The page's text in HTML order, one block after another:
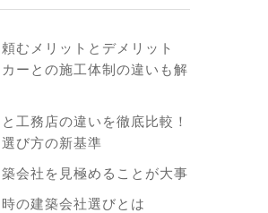
むメリットとデメリット
ーとの施工体制の違いも解
工務店の違いを徹底比較！
び方の新基準
会社を見極めることが大事
の建築会社選びとは